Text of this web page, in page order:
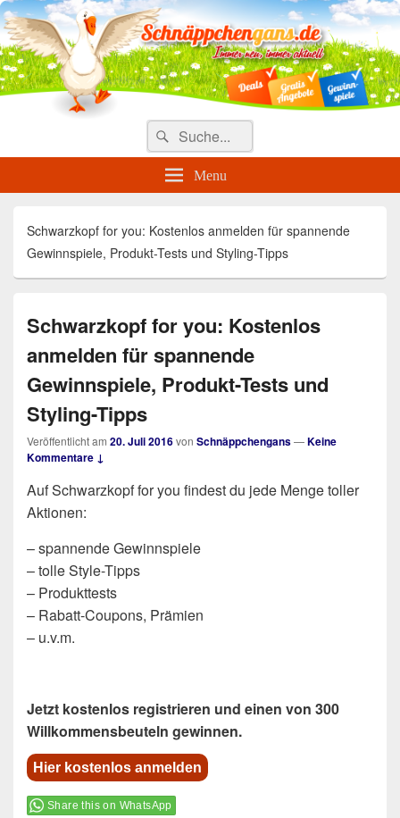
Täglich die besten Gewinnspiele
und Angebote
Search
for:
Suche
Menu
Schwarzkopf for you: Kostenlos anmelden für spannende
Gewinnspiele, Produkt-Tests und Styling-Tipps
Schwarzkopf for you: Kostenlos
anmelden für spannende
Gewinnspiele, Produkt-Tests und
Styling-Tipps
Veröffentlicht am 20. Juli 2016von Schnäppchengans—Keine
Kommentare ↓
Auf Schwarzkopf for you findest du jede Menge toller
Aktionen:
– spannende Gewinnspiele
– tolle Style-Tipps
– Produkttests
– Rabatt-Coupons, Prämien
– u.v.m.
Jetzt kostenlos registrieren und einen von 300
Willkommensbeuteln gewinnen.
Hier kostenlos anmelden
Share this on WhatsApp